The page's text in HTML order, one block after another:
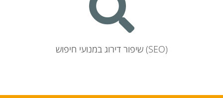
שיפור דירוג במנועי חיפוש (SEO)